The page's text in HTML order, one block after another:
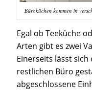
Büroküchen kommen in
Egal ob Teeküche
Arten gibt es zwei
Einerseits lässt
restlichen Büro
abgeschlossene